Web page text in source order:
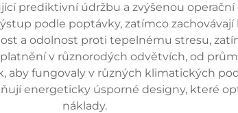
prediktivní údržbu a zvýšenou
podle poptávky, zatímco
a odolnost proti tepelnému stresu,
v různorodých odvětvích, od
aby fungovaly v různých klimatických
energeticky úsporné designy, které
náklady.